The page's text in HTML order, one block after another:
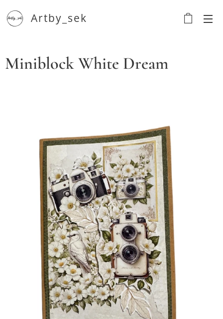
Artby_sek
Miniblock White Dream